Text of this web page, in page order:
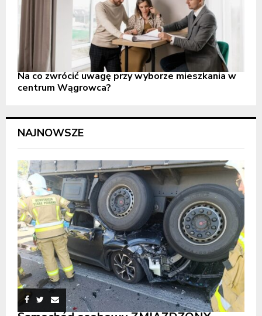
Na co zwrócić uwagę przy wyborze mieszkania w
centrum Wągrowca?
NAJNOWSZE